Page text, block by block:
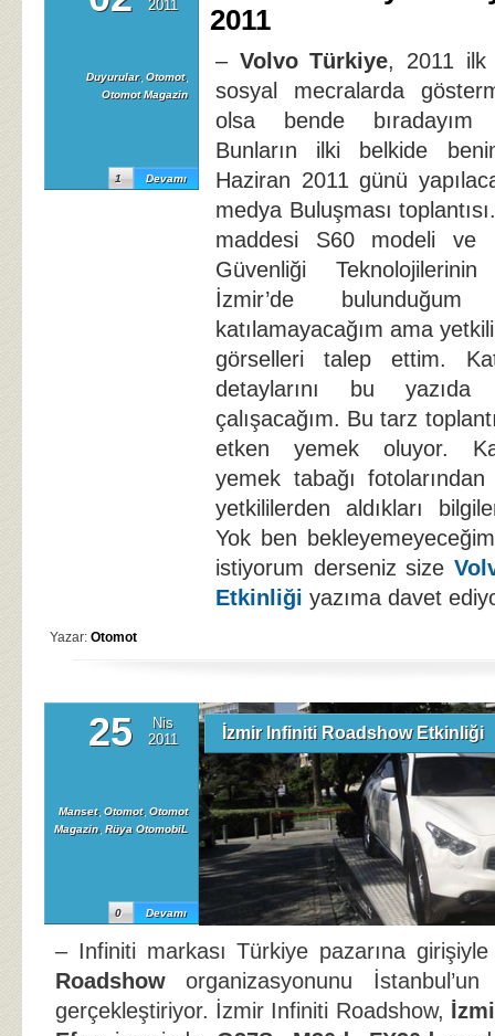
2011
Duyurular, Otomot,
Otomot Magazin
Devamı
1
2011
– Volvo Türkiye, 2011 ilk
sosyal mecralarda
olsa bende bıradayım
Bunların ilki belkide
Haziran 2011 günü
medya Buluşması
maddesi S60 modeli ve
Güvenliği
İzmir’de
katılamayacağım ama
görselleri talep ettim.
detaylarını bu yazıda
çalışacağım. Bu tarz
etken yemek oluyor.
yemek tabağı
yetkililerden aldıkları
Yok ben
istiyorum derseniz size
Etkinliği yazıma davet
Yazar: Otomot
25
Nis
2011
Manset, Otomot, Otomot
Magazin, Rüya OtomobiL
Devamı
0
İzmir Infiniti Roadshow Etkinliği
– Infiniti markası Türkiye pazarına
Roadshow organizasyonunu İstanbul’un
gerçekleştiriyor. İzmir Infiniti Roadshow,